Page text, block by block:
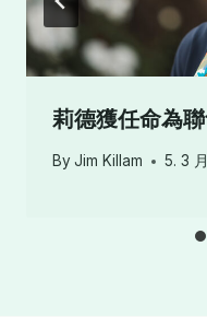
莉德獲任命為
By Jim Killam 5. 3